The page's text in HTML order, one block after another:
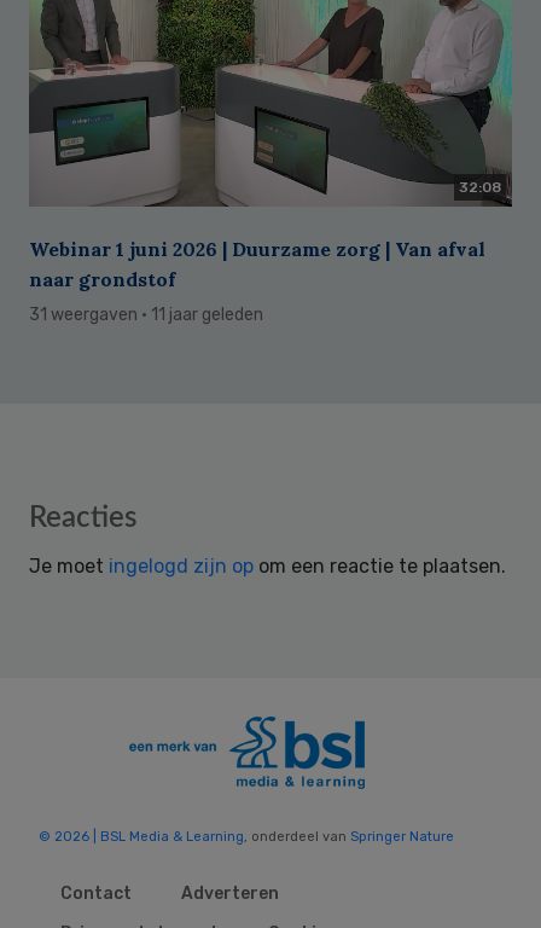
32:08
Webinar 1 juni 2026 | Duurzame zorg | Van afval
naar grondstof
31 weergaven · 11 jaar geleden
Reader
Reacties
Je moet ingelogd zijn op om een reactie te plaatsen.
© 2026 | BSL Media & Learning, onderdeel van Springer Nature
Contact
Adverteren